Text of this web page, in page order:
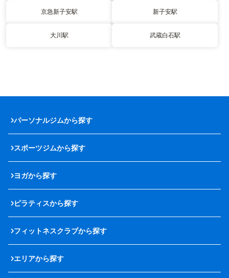
京急新子安駅 新子安駅
大川駅 武蔵白石駅
パーソナルジムから探す
スポーツジムから探す
ヨガから探す
ピラティスから探す
フィットネスクラブから探す
エリアから探す